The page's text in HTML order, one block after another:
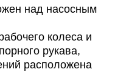
над насосным
колеса и
рукава,
расположена